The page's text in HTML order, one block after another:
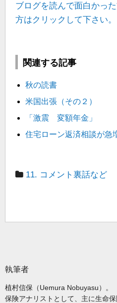
ブログを読んで面白かっ
方はクリックして下さい。
関連する記事
秋の読書
米国出張（その２）
「激震 変額年金」
住宅ローン返済相談が急
11. コメント裏話など
執筆者
植村信保（Uemura Nobuyasu）。
保険アナリストとして、主に生命